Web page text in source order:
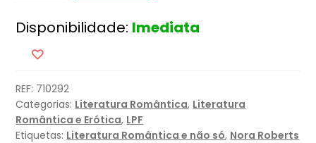
Toque
Magia
Disponibilidade: Imediata
REF: 710292
Categorias: Literatura Romântica, Literatura
Romântica e Erótica, LPF
Etiquetas: Literatura Romântica e não só, Nora Roberts